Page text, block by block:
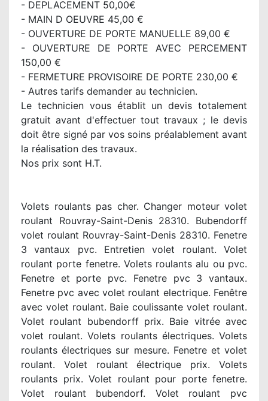
- DEPLACEMENT 50,00€
- MAIN D OEUVRE 45,00 €
- OUVERTURE DE PORTE MANUELLE 89,00 €
- OUVERTURE DE PORTE AVEC PERCEMENT
150,00 €
- FERMETURE PROVISOIRE DE PORTE 230,00 €
- Autres tarifs demander au technicien.
Le technicien vous établit un devis totalement
gratuit avant d'effectuer tout travaux ; le devis
doit être signé par vos soins préalablement avant
la réalisation des travaux.
Nos prix sont H.T.
Volets roulants pas cher. Changer moteur volet
roulant Rouvray-Saint-Denis 28310. Bubendorff
volet roulant Rouvray-Saint-Denis 28310. Fenetre
3 vantaux pvc. Entretien volet roulant. Volet
roulant porte fenetre. Volets roulants alu ou pvc.
Fenetre et porte pvc. Fenetre pvc 3 vantaux.
Fenetre pvc avec volet roulant electrique. Fenêtre
avec volet roulant. Baie coulissante volet roulant.
Volet roulant bubendorff prix. Baie vitrée avec
volet roulant. Volets roulants électriques. Volets
roulants électriques sur mesure. Fenetre et volet
roulant. Volet roulant électrique prix. Volets
roulants prix. Volet roulant pour porte fenetre.
Volet roulant bubendorf. Volet roulant pvc